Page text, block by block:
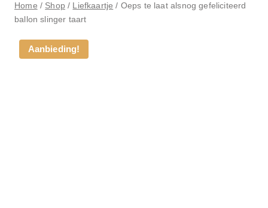
Home / Shop / Liefkaartje / Oeps te laat alsnog gefeliciteerd
ballon slinger taart
Aanbieding!